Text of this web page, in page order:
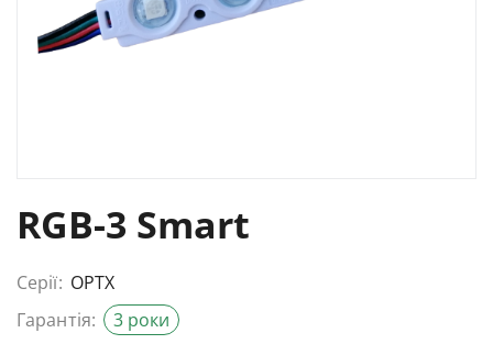
RGB-3 Smart
Серії: OPTX
Гарантія:
3 роки